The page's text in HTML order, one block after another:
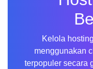
Kelola
menggunakan
terpopuler secara